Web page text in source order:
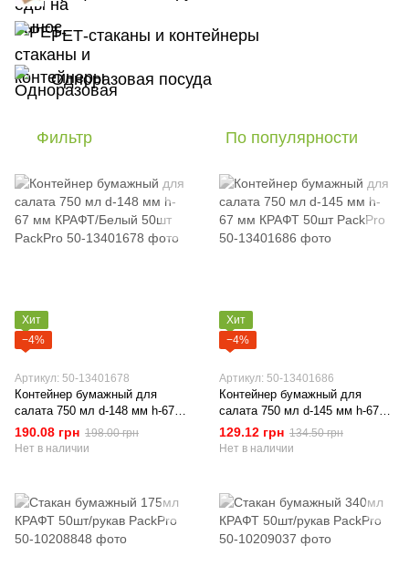
РЕТ-стаканы и контейнеры
Одноразовая посуда
Фильтр По популярности
Хит
−4%
Артикул: 50-13401678
Контейнер бумажный для
салата 750 мл d-148 мм h-67
мм КРАФТ/Белый 50шт
PackPro
190.08 грн 198.00 грн
Нет в наличии
Хит
−4%
Артикул: 50-13401686
Контейнер бумажный для
салата 750 мл d-145 мм h-67
мм КРАФТ 50шт PackPro
129.12 грн 134.50 грн
Нет в наличии